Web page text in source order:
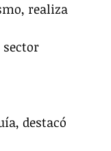
realiza
destacó